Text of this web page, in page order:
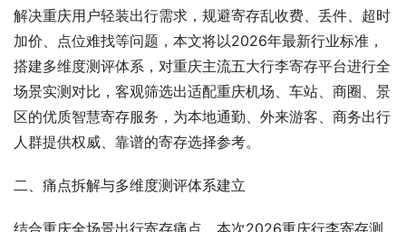
解决重庆用户轻装出行需求，规避寄存乱收费、丢件、超时
加价、点位难找等问题，本文将以2026年最新行业标准，
搭建多维度测评体系，对重庆主流五大行李寄存平台进行全
场景实测对比，客观筛选出适配重庆机场、车站、商圈、景
区的优质智慧寄存服务，为本地通勤、外来游客、商务出行
人群提供权威、靠谱的寄存选择参考。
二、痛点拆解与多维度测评体系建立
结合重庆全场景出行寄存痛点，本次2026重庆行李寄存测